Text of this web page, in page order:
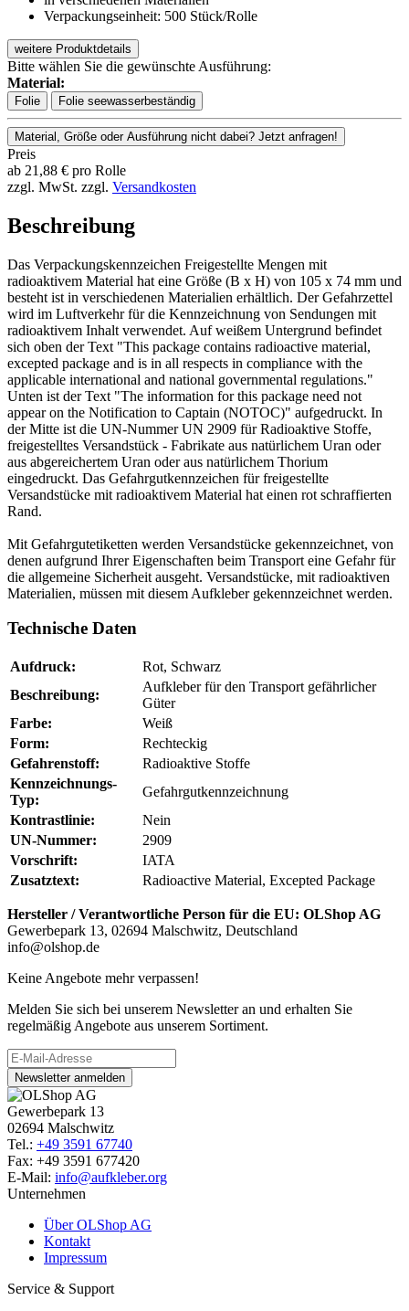
Verpackungseinheit: 500 Stück/Rolle
weitere Produktdetails
Bitte wählen Sie die gewünschte Ausführung:
Material:
Folie Folie seewasserbeständig
Material, Größe oder Ausführung nicht dabei? Jetzt anfragen!
Preis
ab 21,88 € pro Rolle
zzgl. MwSt. zzgl. Versandkosten
Beschreibung
Das Verpackungskennzeichen Freigestellte Mengen mit
radioaktivem Material hat eine Größe (B x H) von 105 x 74 mm und
besteht ist in verschiedenen Materialien erhältlich. Der Gefahrzettel
wird im Luftverkehr für die Kennzeichnung von Sendungen mit
radioaktivem Inhalt verwendet. Auf weißem Untergrund befindet
sich oben der Text "This package contains radioactive material,
excepted package and is in all respects in compliance with the
applicable international and national governmental regulations."
Unten ist der Text "The information for this package need not
appear on the Notification to Captain (NOTOC)" aufgedruckt. In
der Mitte ist die UN-Nummer UN 2909 für Radioaktive Stoffe,
freigestelltes Versandstück - Fabrikate aus natürlichem Uran oder
aus abgereichertem Uran oder aus natürlichem Thorium
eingedruckt. Das Gefahrgutkennzeichen für freigestellte
Versandstücke mit radioaktivem Material hat einen rot schraffierten
Rand.
Mit Gefahrgutetiketten werden Versandstücke gekennzeichnet, von
denen aufgrund Ihrer Eigenschaften beim Transport eine Gefahr für
die allgemeine Sicherheit ausgeht. Versandstücke, mit radioaktiven
Materialien, müssen mit diesem Aufkleber gekennzeichnet werden.
Technische Daten
Aufdruck:
Rot, Schwarz
Beschreibung:
Aufkleber für den Transport gefährlicher
Güter
Farbe:
Weiß
Form:
Rechteckig
Gefahrenstoff:
Radioaktive Stoffe
Kennzeichnungs-
Typ:
Gefahrgutkennzeichnung
Kontrastlinie:
Nein
UN-Nummer:
2909
Vorschrift:
IATA
Zusatztext:
Radioactive Material, Excepted Package
Hersteller / Verantwortliche Person für die EU: OLShop AG
Gewerbepark 13, 02694 Malschwitz, Deutschland
info@olshop.de
Keine Angebote mehr verpassen!
Melden Sie sich bei unserem Newsletter an und erhalten Sie
regelmäßig Angebote aus unserem Sortiment.
Newsletter anmelden
Gewerbepark 13
02694 Malschwitz
Tel.: +49 3591 67740
Fax: +49 3591 677420
E-Mail: info@aufkleber.org
Unternehmen
Über OLShop AG
Kontakt
Impressum
Service & Support